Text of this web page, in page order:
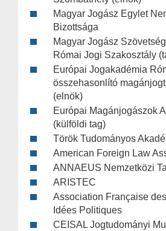
Magyar Jogász Egylet
Bizottsága
Magyar Jogász
Római Jogi Szakosztály
Európai Jogakadémia
összehasonlító
(elnök)
Európai Magánjogászok
(külföldi tag)
Török Tudományos
American Foreign Law
ANNAEUS Nemzetközi
ARISTEC
Association Française
Idées Politiques
CEISAL Jogtudományi